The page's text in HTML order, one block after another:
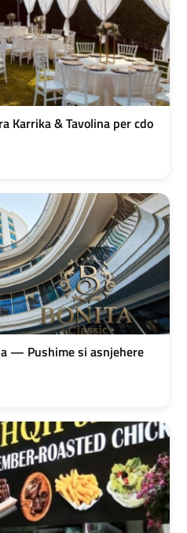
Karrika & Tavolina per cdo
— Pushime si asnjehere